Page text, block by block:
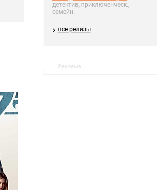
детектив, приключенческ.,
семейн.
все релизы
Реклама